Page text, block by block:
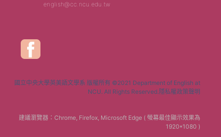
english@cc.ncu.edu.tw
國立中央大學英美語文學系 版權所有 ©2021 Department of English at
NCU. All Rights Reserved.隱私權政策聲明
建議瀏覽器：Chrome, Firefox, Microsoft Edge ( 螢幕最佳顯示效果為
1920*1080 )